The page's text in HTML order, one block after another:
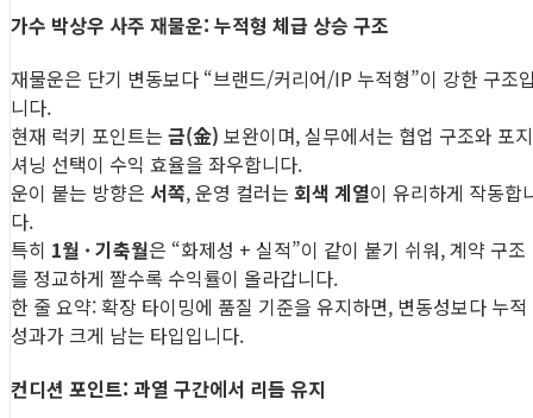
가수 박상우 사주 재물운: 누적형 체급 상승 구조
재물운은 단기 변동보다 “브랜드/커리어/IP 누적형”이 강한 구조
니다.
현재 럭키 포인트는 금(金) 보완이며, 실무에서는 협업 구조와 포지
셔닝 선택이 수익 효율을 좌우합니다.
운이 붙는 방향은 서쪽, 운영 컬러는 회색 계열이 유리하게 작동합
다.
특히 1월 · 기축월은 “화제성 + 실적”이 같이 붙기 쉬워, 계약 구조
를 정교하게 짤수록 수익률이 올라갑니다.
한 줄 요약: 확장 타이밍에 품질 기준을 유지하면, 변동성보다 누적
성과가 크게 남는 타입입니다.
컨디션 포인트: 과열 구간에서 리듬 유지